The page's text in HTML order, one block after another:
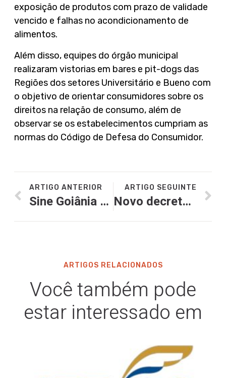
exposição de produtos com prazo de validade
vencido e falhas no acondicionamento de
alimentos.
Além disso, equipes do órgão municipal
realizaram vistorias em bares e pit-dogs das
Regiões dos setores Universitário e Bueno com
o objetivo de orientar consumidores sobre os
direitos na relação de consumo, além de
observar se os estabelecimentos cumpriam as
normas do Código de Defesa do Consumidor.
ARTIGO ANTERIOR
Sine Goiânia e Sindibares fazem parceria para cursos de capacitação
ARTIGO SEGUINTE
Novo decreto da Prefeitura de Goiânia contempla bares e restaurantes
ARTIGOS RELACIONADOS
Você também pode
estar interessado em